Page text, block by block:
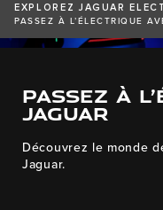
EXPLOREZ JAGUAR
PASSEZ À L’ÉLECTRIQUE
PASSEZ À
JAGUAR
Découvrez le monde
Jaguar.